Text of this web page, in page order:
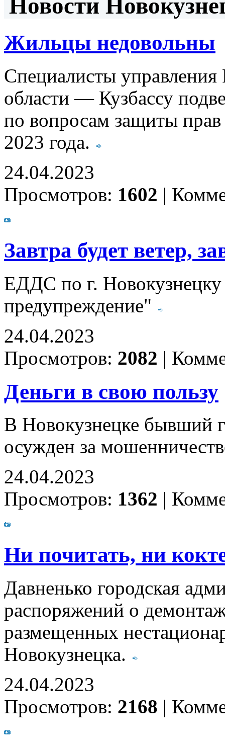
Новости
Жильцы недовольны
Специалисты управления
области — Кузбассу
по вопросам защиты прав
2023 года.
24.04.2023
Просмотров: 1602 |
Завтра будет ветер,
ЕДДС по г. Новокузнецку
предупреждение"
24.04.2023
Просмотров: 2082 |
Деньги в свою пользу
В Новокузнецке бывший
осужден за
24.04.2023
Просмотров: 1362 |
Ни почитать, ни
Давненько городская
распоряжений о
размещенных
Новокузнецка.
24.04.2023
Просмотров: 2168 |